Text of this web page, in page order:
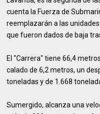
cuenta la Fuerza de
reemplazarán a las
que fueron dados de baja
El "Carrera" tiene 66,4
calado de 6,2 metros, un
toneladas y de 1.668
Sumergido, alcanza una